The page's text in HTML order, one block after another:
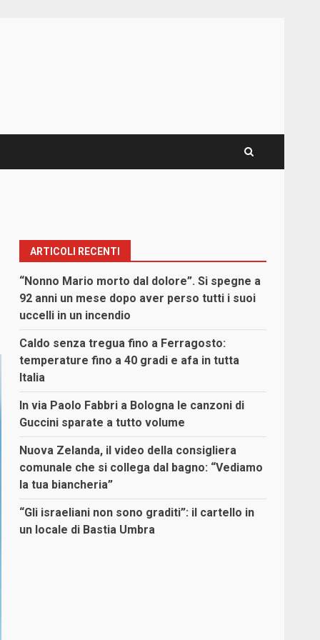
ARTICOLI RECENTI
“Nonno Mario morto dal dolore”. Si spegne a
92 anni un mese dopo aver perso tutti i suoi
uccelli in un incendio
Caldo senza tregua fino a Ferragosto:
temperature fino a 40 gradi e afa in tutta
Italia
In via Paolo Fabbri a Bologna le canzoni di
Guccini sparate a tutto volume
Nuova Zelanda, il video della consigliera
comunale che si collega dal bagno: “Vediamo
la tua biancheria”
“Gli israeliani non sono graditi”: il cartello in
un locale di Bastia Umbra